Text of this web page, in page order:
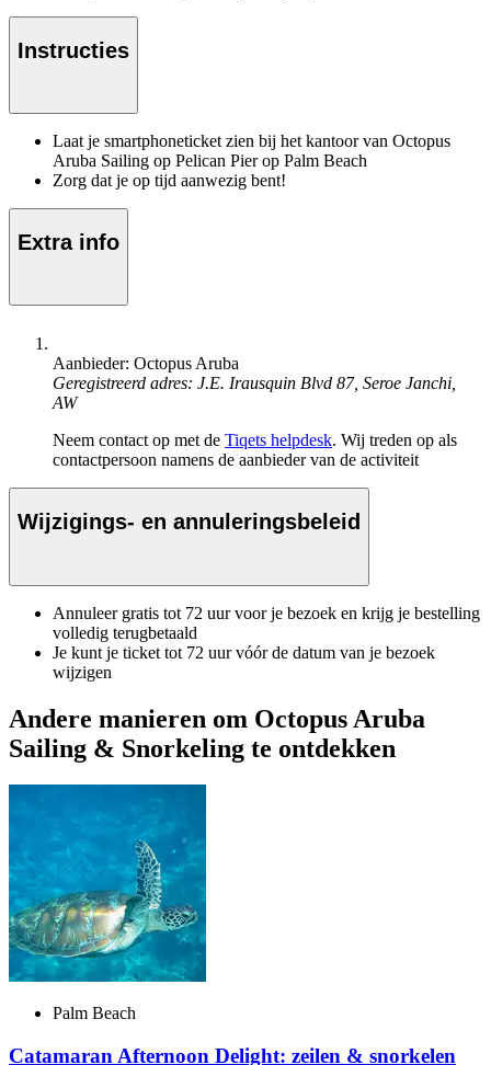
Instructies
Laat je smartphoneticket zien bij het kantoor van Octopus
Aruba Sailing op Pelican Pier op Palm Beach
Zorg dat je op tijd aanwezig bent!
Extra info
Aanbieder: Octopus Aruba
Geregistreerd adres: J.E. Irausquin Blvd 87, Seroe Janchi,
AW
Neem contact op met de Tiqets helpdesk. Wij treden op als
contactpersoon namens de aanbieder van de activiteit
Wijzigings- en annuleringsbeleid
Annuleer gratis tot 72 uur voor je bezoek en krijg je bestelling
volledig terugbetaald
Je kunt je ticket tot 72 uur vóór de datum van je bezoek
wijzigen
Andere manieren om Octopus Aruba
Sailing & Snorkeling te ontdekken
Palm Beach
Catamaran Afternoon Delight: zeilen & snorkelen